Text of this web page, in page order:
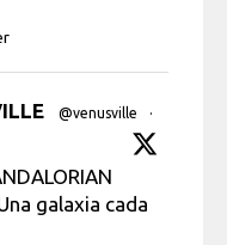
@venusville
·
galaxia cada